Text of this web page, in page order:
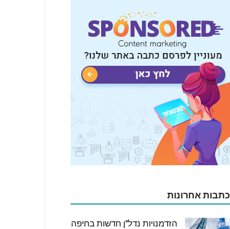
כתבות אחרונות
הזדמנויות נדל"ן חדשות בחיפה